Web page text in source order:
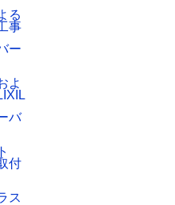
る
事
ー
よ
バ
付
ス